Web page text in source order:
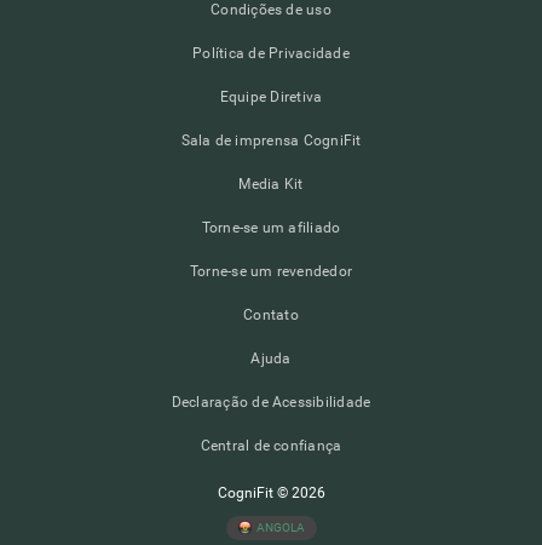
Condições de uso
Política de Privacidade
Equipe Diretiva
Sala de imprensa CogniFit
Media Kit
Torne-se um afiliado
Torne-se um revendedor
Contato
Ajuda
Declaração de Acessibilidade
Central de confiança
CogniFit © 2026
ANGOLA